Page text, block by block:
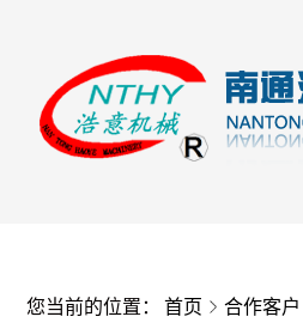
您当前的位置： 首页 合作客户